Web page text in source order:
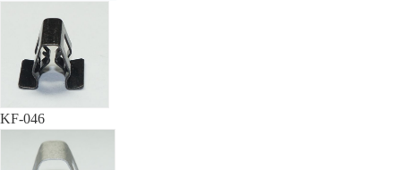
KF-046